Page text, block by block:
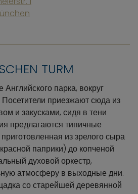
TURM
парка, вокруг
приезжают сюда из
и закусками, сидя в тени
предлагаются типичные
из зрелого сыра
паприки) до копченой
духовой оркестр,
атмосферу в выходные дни.
со старейшей деревянной